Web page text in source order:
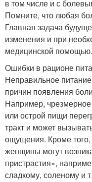
в том числе и с
Помните, что любая
Главная задача
изменения и при
медицинской помощью.
Ошибки в рационе
Неправильное
причин появления
Например,
или острой пищи
тракт и может
ощущения. Кроме
женщины могут
пристрастия»,
сладкому, соленому и